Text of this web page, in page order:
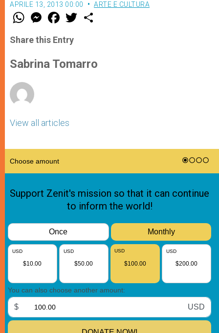
APRILE 13, 2013 00:00 ARTE E CULTURA
W
t
s
p
p
M
e
s
e
g
e
F
a
e
b
o
k
w
r
Share this Entry
Sabrina Tomarro
View all articles